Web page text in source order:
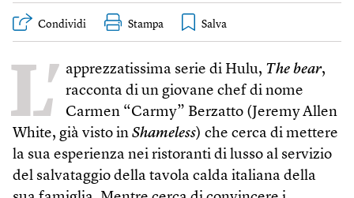
Condividi Stampa
L’ apprezzatissima serie di Hulu, The bear,
racconta di un giovane chef di nome
Carmen “Carmy” Berzatto (Jeremy Allen
White, già visto in Shameless) che cerca di mettere
la sua esperienza nei ristoranti di lusso al servizio
del salvataggio della tavola calda italiana della